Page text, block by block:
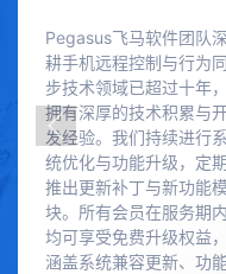
Pegasus飞马软件团队深
耕手机远程控制与行为同
步技术领域已超过十年，
拥有深厚的技术积累与
发经验。我们持续进行系
统优化与功能升级，定期
推出更新补丁与新功能
块。所有会员在服务期内
均可享受免费升级权益，
涵盖系统兼容更新、功